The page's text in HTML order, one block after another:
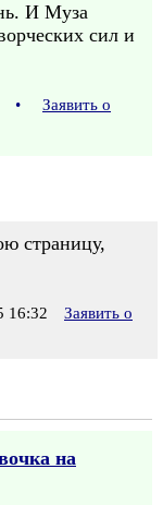
И Муза
сил и
•
Заявить о
страницу,
16:32
Заявить о
на